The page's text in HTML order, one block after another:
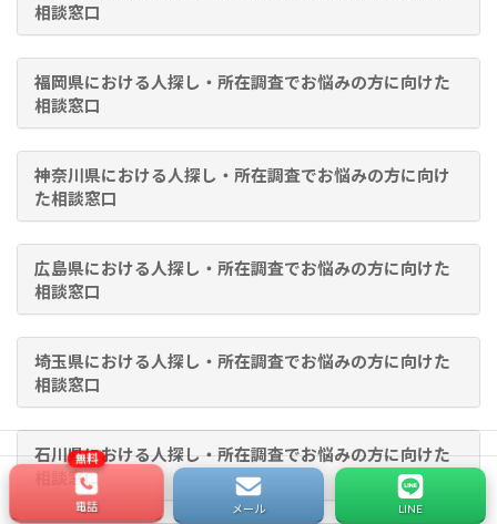
相談窓口
福岡県における人探し・所在調査でお悩みの方に向けた
相談窓口
神奈川県における人探し・所在調査でお悩みの方に向け
た相談窓口
広島県における人探し・所在調査でお悩みの方に向けた
相談窓口
埼玉県における人探し・所在調査でお悩みの方に向けた
相談窓口
石川県における人探し・所在調査でお悩みの方に向けた
相談窓口
電話 メール LINE